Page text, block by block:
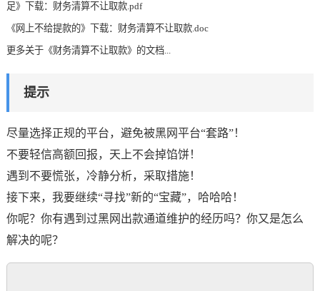
足》下载：财务清算不让取款.pdf
《网上不给提款的》下载：财务清算不让取款.doc
更多关于《财务清算不让取款》的文档...
提示
尽量选择正规的平台，避免被黑网平台“套路”！
不要轻信高额回报，天上不会掉馅饼！
遇到不要慌张，冷静分析，采取措施！
接下来，我要继续“寻找”新的“宝藏”，哈哈哈！
你呢？你有遇到过黑网出款通道维护的经历吗？你又是怎么
解决的呢？